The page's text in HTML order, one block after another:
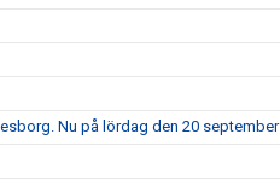
Nu på lördag den 20 september